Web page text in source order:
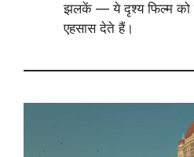
झलकें — ये दृश्य फिल्म को
एहसास देते हैं।